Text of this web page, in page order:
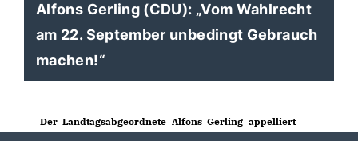
Alfons Gerling (CDU): „Vom Wahlrecht
am 22. September unbedingt Gebrauch
machen!“
Der Landtagsabgeordnete Alfons Gerling appelliert